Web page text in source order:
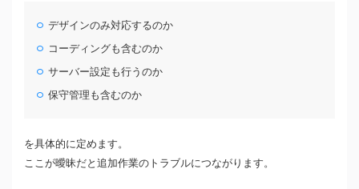
デザインのみ対応するのか
コーディングも含むのか
サーバー設定も行うのか
保守管理も含むのか
を具体的に定めます。
ここが曖昧だと追加作業のトラブルにつながります。